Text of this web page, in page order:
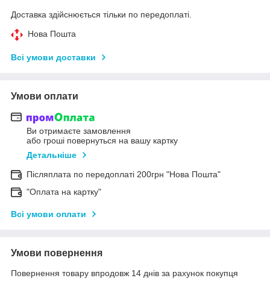
Доставка здійснюється тільки по передоплаті.
Нова Пошта
Всі умови доставки
Умови оплати
Ви отримаєте замовлення
або гроші повернуться на вашу картку
Детальніше
Післяплата по передоплаті 200грн "Нова Пошта"
"Оплата на картку"
Всі умови оплати
Умови повернення
Повернення товару впродовж 14 днів за рахунок покупця